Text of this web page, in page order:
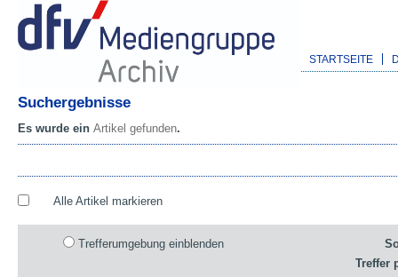
STARTSEITE
Suchergebnisse
Es wurde ein Artikel gefunden.
Alle Artikel markieren
Trefferumgebung einblenden
Treffer